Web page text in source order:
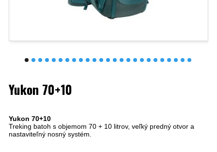
Yukon 70+10
Yukon 70+10
Treking batoh s objemom 70 + 10 litrov, veľký predný otvor a
nastaviteľný nosný systém.